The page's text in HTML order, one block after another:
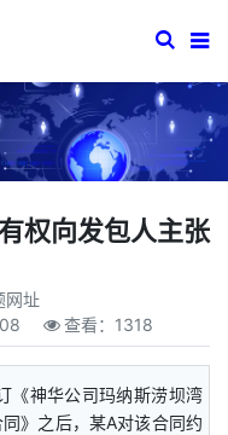
权向发包人主张
网址
查看： 1318
《神华公司玛纳斯涝坝湾
》之后，某A对该合同约